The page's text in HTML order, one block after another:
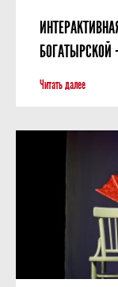
БОГАТЫРСКОЙ
Читать далее